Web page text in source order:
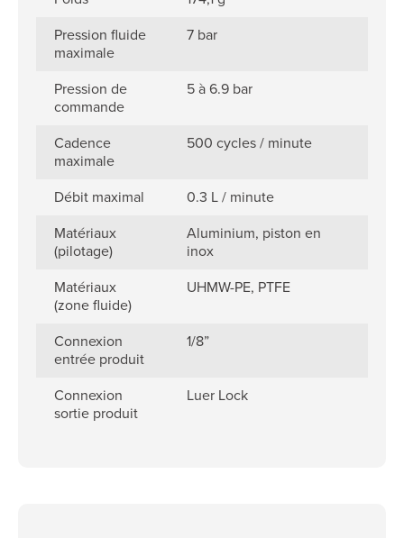
Pression fluide
maximale
7 bar
Pression de
commande
5 à 6.9 bar
Cadence
maximale
500 cycles / minute
Débit maximal
0.3 L / minute
Matériaux
(pilotage)
Aluminium, piston en
inox
Matériaux
(zone fluide)
UHMW-PE, PTFE
Connexion
entrée produit
1/8”
Connexion
sortie produit
Luer Lock